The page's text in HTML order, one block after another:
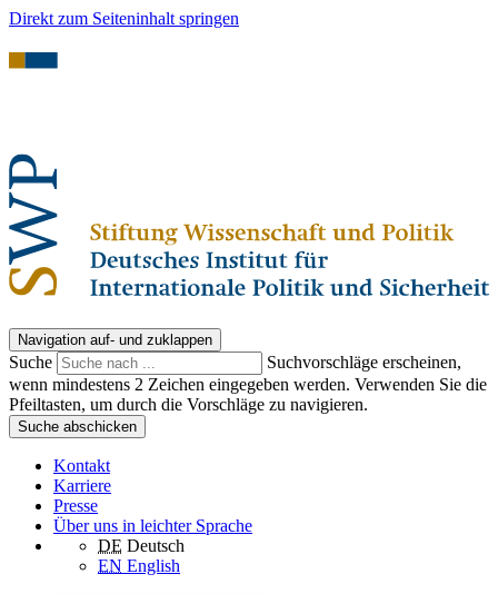
Direkt zum Seiteninhalt springen
Navigation auf- und zuklappen
Suche
Suchvorschläge erscheinen,
wenn mindestens 2 Zeichen eingegeben werden. Verwenden Sie die
Pfeiltasten, um durch die Vorschläge zu navigieren.
Suche abschicken
Kontakt
Karriere
Presse
Über uns in leichter Sprache
DE Deutsch
EN English